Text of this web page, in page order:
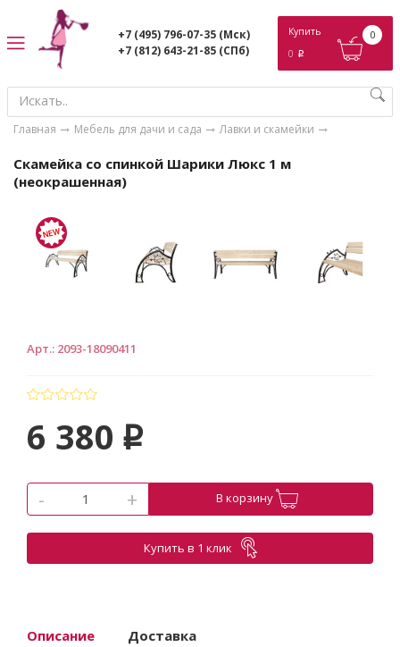
+7 (495) 796-07-35 (Мск)
+7 (812) 643-21-85 (СПб)
Купить
0 p
0
Главная Мебель для дачи и сада Лавки и скамейки
Скамейка со спинкой Шарики Люкс 1 м
(неокрашенная)
Арт.: 2093-18090411
6 380 p
- + В корзину
Купить в 1 клик
Описание Доставка